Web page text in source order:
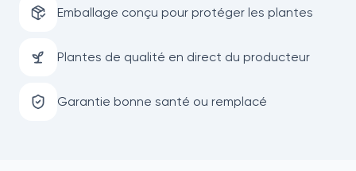
Emballage conçu pour protéger les plantes
Plantes de qualité en direct du producteur
Garantie bonne santé ou remplacé